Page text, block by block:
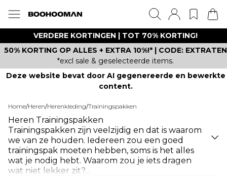
VERDERE KORTINGEN | TOT 70% KORTING!
50% KORTING OP ALLES + EXTRA 10%!* | CODE: EXTRATEN
*excl sale & geselecteerde items.
Deze website bevat door AI gegenereerde en bewerkte
content.
Home/Heren/Herenkleding/Trainingspakken
Heren Trainingspakken
Trainingspakken zijn veelzijdig en dat is waarom
we van ze houden. Iedereen zou een goed
trainingspak moeten hebben, soms is het alles
wat je nodig hebt. Waarom zou je iets dragen
wat niet lekker zit?...